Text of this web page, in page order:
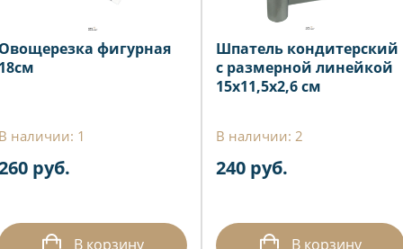
фигурная
наличии: 1
руб.
В корзину
Шпатель кондитерский
с размерной линейкой
15x11,5x2,6 см
В наличии: 2
240 руб.
В корзину